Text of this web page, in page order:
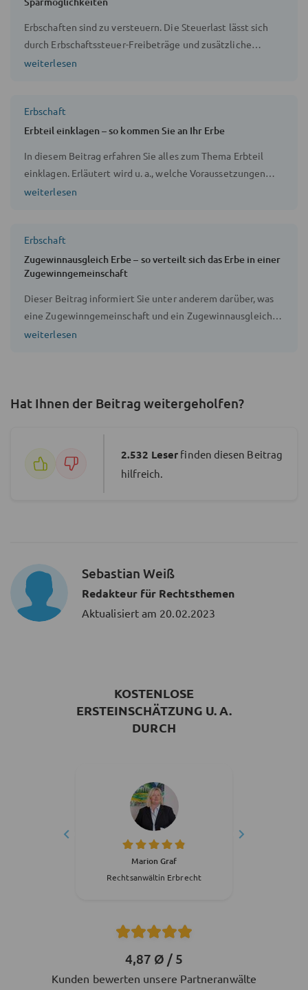
Erbschaften sind zu versteuern. Die Steuerlast lässt sich
durch Erbschaftssteuer-Freibeträge und zusätzliche
Versorgungsfreibeträge minimieren.
weiterlesen
Erbschaft
Erbteil einklagen – so kommen Sie an Ihr Erbe
In diesem Beitrag erfahren Sie alles zum Thema Erbteil
einklagen. Erläutert wird u. a., welche Voraussetzungen
vorliegen müssen, welche Kosten entstehen können und
weiterlesen
Erbschaft
Zugewinnausgleich Erbe – so verteilt sich das Erbe in einer
Zugewinngemeinschaft
Dieser Beitrag informiert Sie unter anderem darüber, was
eine Zugewinngemeinschaft und ein Zugewinnausgleich
ist, wie der Ausgleich berechnet wird und welche
weiterlesen
Hat Ihnen der Beitrag weitergeholfen?
2.532 Leser finden diesen Beitrag
hilfreich.
Sebastian Weiß
Redakteur für Rechtsthemen
Aktualisiert am 20.02.2023
KOSTENLOSE
ERSTEINSCHÄTZUNG U. A.
DURCH
Marion Graf
Rechtsanwältin Erbrecht
4,87 Ø / 5
Kunden bewerten unsere Partneranwälte